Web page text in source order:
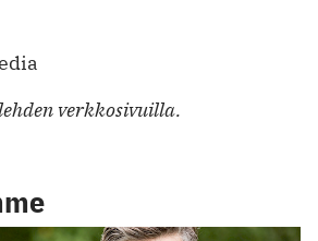
verkkosivuilla.